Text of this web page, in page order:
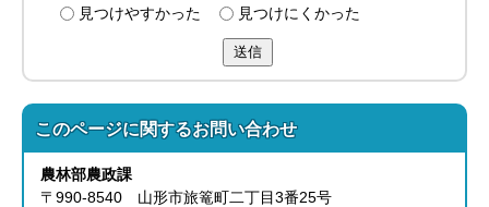
見つけやすかった
見つけにくかった
送信
このページに関するお問い合わせ
農林部農政課
〒990-8540 山形市旅篭町二丁目3番25号